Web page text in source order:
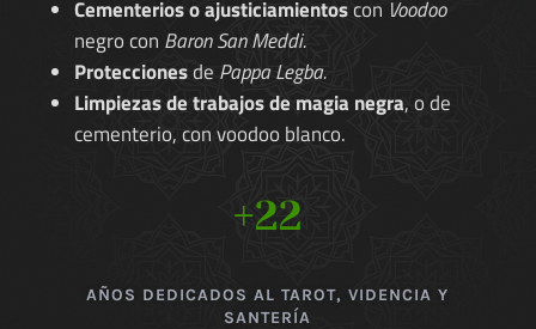
Cementerios o ajusticiamientoscon Voodoo
negro con Baron San Meddi.
Proteccionesde Pappa Legba.
Limpiezas de trabajos de magia negra, o de
cementerio, con voodoo blanco.
+22
AÑOS DEDICADOS AL TAROT, VIDENCIA Y
SANTERÍA